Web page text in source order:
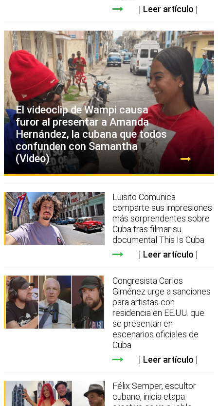
Leer artículo
El videoclip de Wampi causa
furor al presentar a Amanda
Hernández, la cubana que todos
confunden con Samantha
(Video)
Luisito Comunica
comparte sus impresiones
más sorprendentes sobre
Cuba tras filmar su
documental This Is Cuba
Leer artículo
Congresista Carlos
Giménez urge a sanciones
para artistas con
residencia en EE.UU. que
se presentan en
escenarios oficiales de
Cuba
Leer artículo
Félix Semper, escultor
cubano, inicia etapa